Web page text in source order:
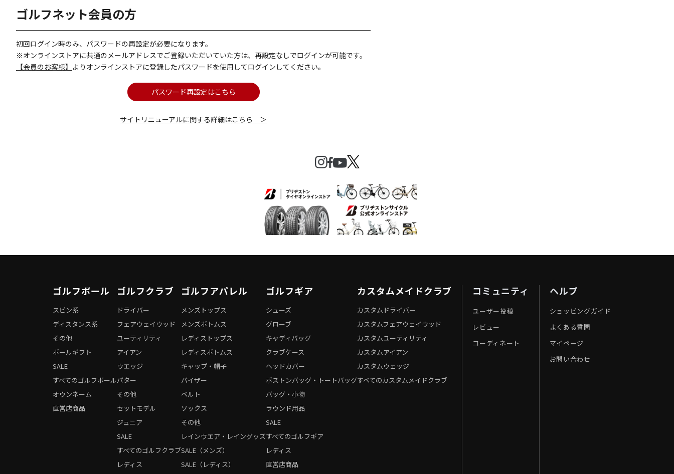
ゴルフネット会員の方
初回ログイン時のみ、パスワードの再設定が必要になります。
※オンラインストアに共通のメールアドレスでご登録いただいていた方は、再設定なしでログインが可能です。
【会員のお客様】 よりオンラインストアに登録したパスワードを使用してログインしてください。
パスワード再設定はこちら
サイトリニューアルに関する詳細はこちら ＞
ゴルフボール
オウンネーム
直営店商品
スピン系
ディスタンス系
その他
ボールギフト
SALE
すべてのゴルフボール
ゴルフクラブ
レディス
ドライバー
フェアウェイウッド
ユーティリティ
アイアン
ウエッジ
パター
その他
セットモデル
ジュニア
SALE
すべてのゴルフクラブ
ゴルフアパレル
メンズトップス
メンズボトムス
レディストップス
レディスボトムス
キャップ・帽子
バイザー
ベルト
ソックス
その他
レインウエア・レイングッズ
SALE（メンズ）
SALE（レディス）
ゴルフギア
レディス
直営店商品
シューズ
グローブ
キャディバッグ
クラブケース
ヘッドカバー
ボストンバッグ・トートバッグ
バッグ・小物
ラウンド用品
SALE
すべてのゴルフギア
カスタムメイドクラブ
カスタムドライバー
カスタムフェアウェイウッド
カスタムユーティリティ
カスタムアイアン
カスタムウェッジ
すべてのカスタムメイドクラブ
コミュニティ
ユーザー投稿
レビュー
コーディネート
ヘルプ
ショッピングガイド
よくある質問
マイページ
お問い合わせ